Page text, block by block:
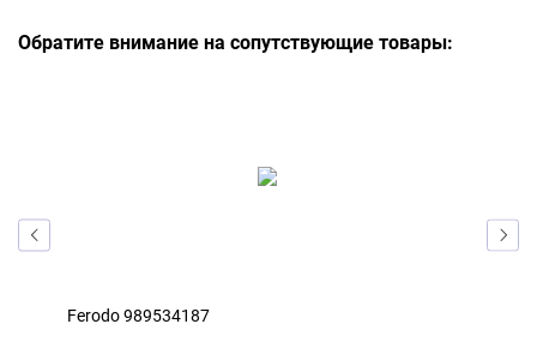
Обратите внимание на сопутствующие товары:
Ferodo 989534187